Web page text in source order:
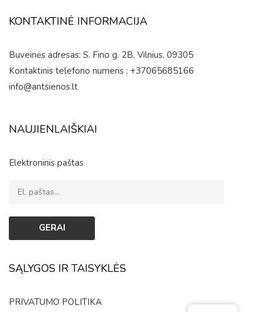
KONTAKTINĖ INFORMACIJA
Buveinės adresas: S. Fino g. 2B, Vilnius, 09305
Kontaktinis telefono numeris : +37065685166
info@antsienos.lt
NAUJIENLAIŠKIAI
Elektroninis paštas
SĄLYGOS IR TAISYKLĖS
PRIVATUMO POLITIKA